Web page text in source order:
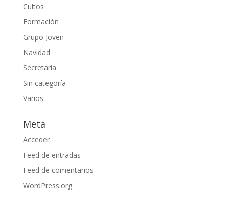
Cultos
Formación
Grupo Joven
Navidad
Secretaria
Sin categoría
Varios
Meta
Acceder
Feed de entradas
Feed de comentarios
WordPress.org